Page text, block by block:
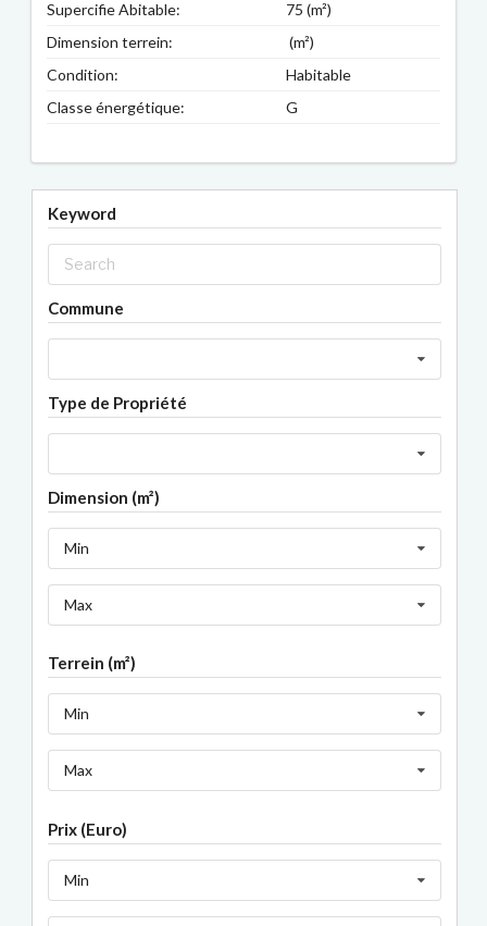
Supercifie Abitable:
75 (m²)
Dimension terrein:
(m²)
Condition:
Habitable
Classe énergétique:
G
Keyword
Commune
Type de Propriété
Dimension (m²)
Min
Max
Terrein (m²)
Min
Max
Prix (Euro)
Min